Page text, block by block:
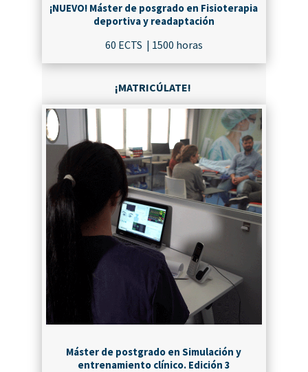
¡NUEVO! Máster de posgrado en Fisioterapia
deportiva y readaptación
60 ECTS | 1500 horas
¡MATRICÚLATE!
Máster de postgrado en Simulación y
entrenamiento clínico. Edición 3